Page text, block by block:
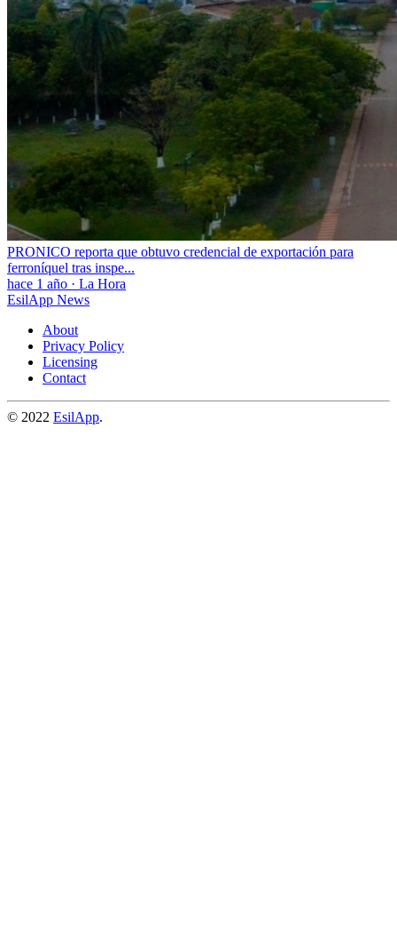
PRONICO reporta que obtuvo credencial de exportación para
ferroníquel tras inspe...
hace 1 año · La Hora
EsilApp News
About
Privacy Policy
Licensing
Contact
© 2022 EsilApp.